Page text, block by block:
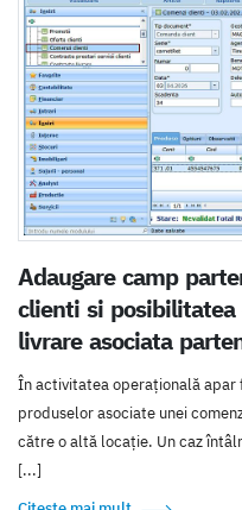
Adaugare camp
clienti si posibilitatea
livrare asociata
În activitatea operațională
produselor asociate unei
către o altă locație. Un caz
[...]